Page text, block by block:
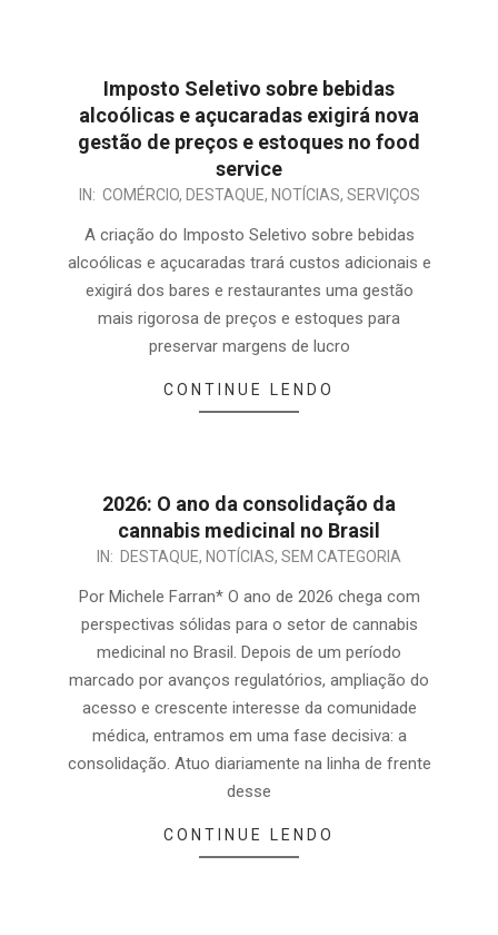
Imposto Seletivo sobre bebidas
alcoólicas e açucaradas exigirá nova
gestão de preços e estoques no food
service
IN: COMÉRCIO, DESTAQUE, NOTÍCIAS, SERVIÇOS
A criação do Imposto Seletivo sobre bebidas
alcoólicas e açucaradas trará custos adicionais e
exigirá dos bares e restaurantes uma gestão
mais rigorosa de preços e estoques para
preservar margens de lucro
CONTINUE LENDO
2026: O ano da consolidação da
cannabis medicinal no Brasil
IN: DESTAQUE, NOTÍCIAS, SEM CATEGORIA
Por Michele Farran* O ano de 2026 chega com
perspectivas sólidas para o setor de cannabis
medicinal no Brasil. Depois de um período
marcado por avanços regulatórios, ampliação do
acesso e crescente interesse da comunidade
médica, entramos em uma fase decisiva: a
consolidação. Atuo diariamente na linha de frente
desse
CONTINUE LENDO